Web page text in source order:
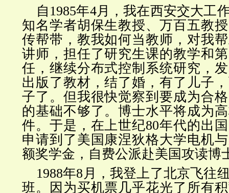
自1985年4月，我在西安交大工
知名学者胡保生教授、万百五教
传帮带，教我如何当教师，对我
讲师，担任了研究生课的教学和
任，继续分布式控制系统研究，
出版了教材，结了婚，有了儿子
子了。但我很快觉察到要成为合
的基础不够了。博士水平将成为
件。于是，在上世纪80年代的出
申请到了美国康涅狄格大学电机
额奖学金，自费公派赴美国攻读博
1988年8月，我登上了北京飞往
班。因为买机票几乎花光了所有